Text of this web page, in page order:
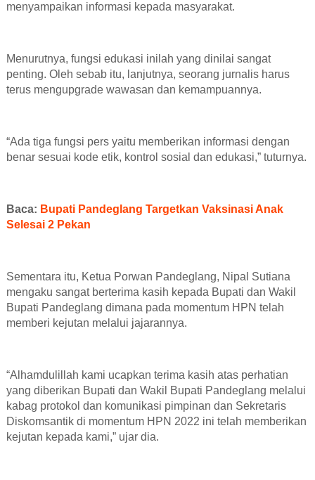
menyampaikan informasi kepada masyarakat.
Menurutnya, fungsi edukasi inilah yang dinilai sangat
penting. Oleh sebab itu, lanjutnya, seorang jurnalis harus
terus mengupgrade wawasan dan kemampuannya.
“Ada tiga fungsi pers yaitu memberikan informasi dengan
benar sesuai kode etik, kontrol sosial dan edukasi,” tuturnya.
Baca: Bupati Pandeglang Targetkan Vaksinasi Anak
Selesai 2 Pekan
Sementara itu, Ketua Porwan Pandeglang, Nipal Sutiana
mengaku sangat berterima kasih kepada Bupati dan Wakil
Bupati Pandeglang dimana pada momentum HPN telah
memberi kejutan melalui jajarannya.
“Alhamdulillah kami ucapkan terima kasih atas perhatian
yang diberikan Bupati dan Wakil Bupati Pandeglang melalui
kabag protokol dan komunikasi pimpinan dan Sekretaris
Diskomsantik di momentum HPN 2022 ini telah memberikan
kejutan kepada kami,” ujar dia.